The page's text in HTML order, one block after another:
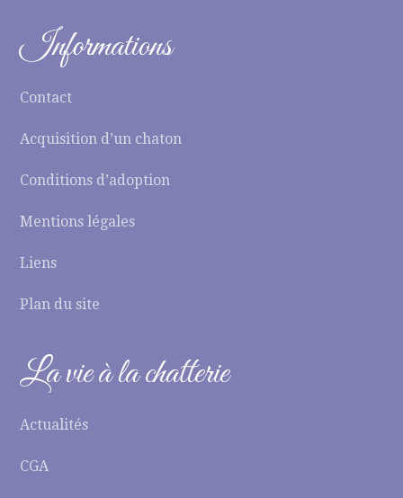
Informations
Contact
Acquisition d’un chaton
Conditions d’adoption
Mentions légales
Liens
Plan du site
La vie à la chatterie
Actualités
CGA